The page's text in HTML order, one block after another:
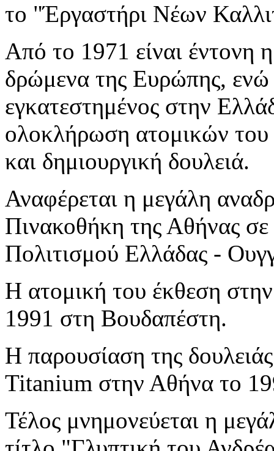
το "Έργαστήρι Νέων
Από το 1971 είναι έντονη
δρώμενα της Ευρώπης, ενώ
εγκατεστημένος στην
ολοκλήρωση ατομικών του
και δημιουργική δουλειά.
Αναφέρεται η μεγάλη
Πινακοθήκη της Αθήνας
Πολιτισμού Ελλάδας -
Η ατομική του έκθεση
1991 στη Βουδαπέστη.
Η παρουσίαση της
Titanium στην Αθήνα το
Τέλος μνημονεύεται η